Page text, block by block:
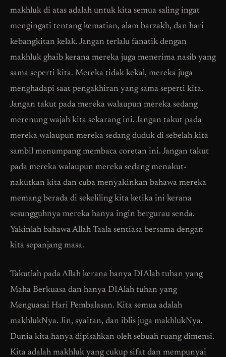
makhluk di atas adalah untuk kita semua saling ingat
mengingati tentang kematian, alam barzakh, dan hari
kebangkitan kelak. Jangan terlalu fanatik dengan
makhluk ghaib kerana mereka juga menerima nasib yang
sama seperti kita. Mereka tidak kekal, mereka juga
menghadapi saat pengakhiran yang sama seperti kita.
Jangan takut pada mereka walaupun mereka sedang
merenung wajah kita sekarang ini. Jangan takut pada
mereka walaupun mereka sedang duduk di sebelah kita
sambil menumpang membaca coretan ini. Jangan takut
pada mereka walaupun mereka sedang menakut-
nakutkan kita dan cuba menyakinkan bahawa mereka
memang berada di sekeliling kita ketika ini kerana
sesungguhnya mereka hanya ingin bergurau senda.
Yakinlah bahawa Allah Taala sentiasa bersama dengan
kita sepanjang masa.
Takutlah pada Allah kerana hanya DIAlah tuhan yang
Maha Berkuasa dan hanya DIAlah tuhan yang
Menguasai Hari Pembalasan. Kita semua adalah
makhlukNya. Jin, syaitan, dan iblis juga makhlukNya.
Dunia kita hanya dipisahkan oleh sebuah ruang dimensi.
Kita adalah makhluk yang cukup sifat dan mempunyai